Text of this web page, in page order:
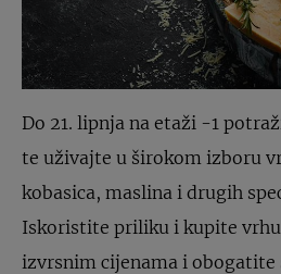
Do 21. lipnja na etaži -1
te uživajte u širokom izboru
kobasica, maslina i drugih
Iskoristite priliku i kupite
izvrsnim cijenama i obogatite